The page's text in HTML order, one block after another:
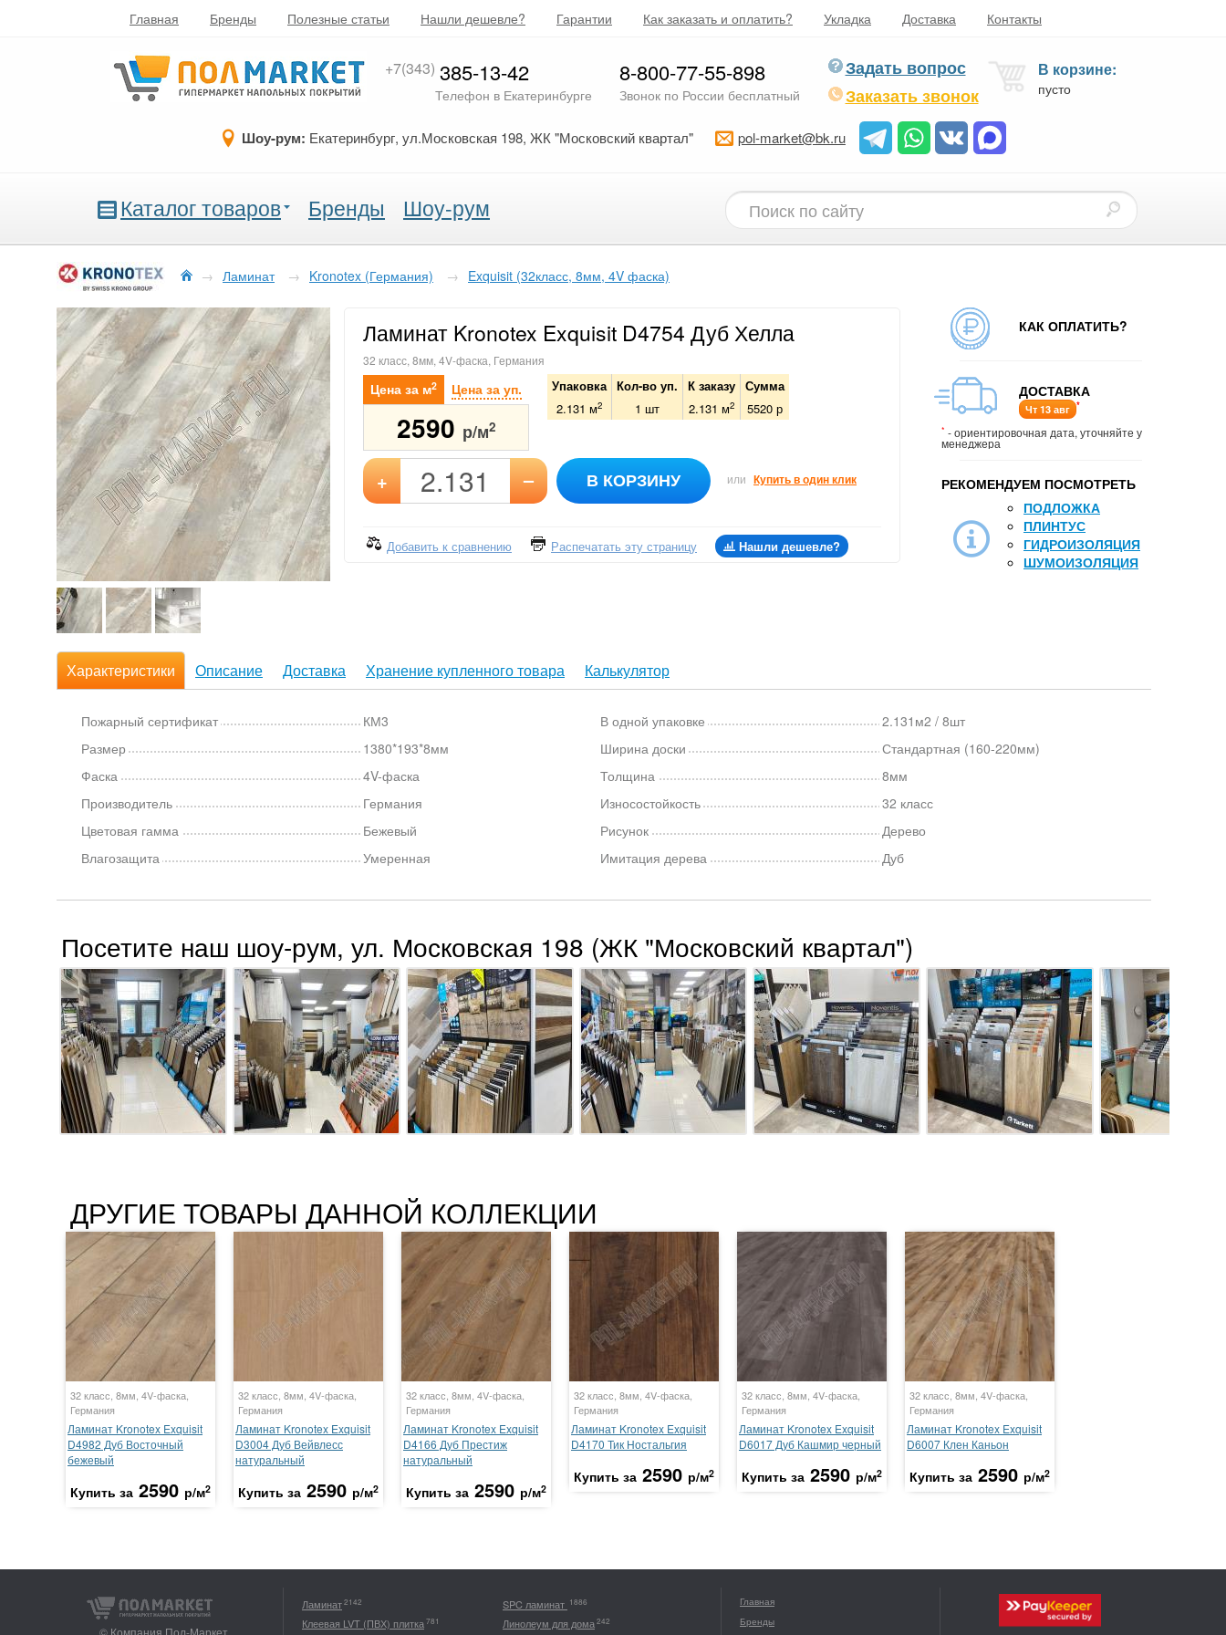
Главная Бренды Полезные статьи Нашли дешевле? Гарантии Как заказать и оплатить? Укладка Доставка Контакты
+7(343) 385-13-42
Телефон в Екатеринбурге
8-800-77-55-898
Звонок по России бесплатный
Задать вопрос
Заказать звонок
В корзине:
пусто
Шоу-рум: Екатеринбург, ул.Московская 198, ЖК "Московский квартал" pol-market@bk.ru
Каталог товаров Бренды Шоу-рум
→ Ламинат → Kronotex (Германия) → Exquisit (32класс, 8мм, 4V фаска)
Ламинат Kronotex Exquisit D4754 Дуб Хелла
32 класс, 8мм, 4V-фаска, Германия
Цена за м2 Цена за уп.
2590 р/м2
Упаковка Кол-во уп. К заказу Сумма
2.131 м2 1 шт 2.131 м2 5520 р
+ – В КОРЗИНУ или Купить в один клик
Добавить к сравнению Распечатать эту страницу Нашли дешевле?
КАК ОПЛАТИТЬ?
ДОСТАВКА
Чт 13 авг *
* - ориентировочная дата, уточняйте у
менеджера
РЕКОМЕНДУЕМ ПОСМОТРЕТЬ
ПОДЛОЖКА
ПЛИНТУС
ГИДРОИЗОЛЯЦИЯ
ШУМОИЗОЛЯЦИЯ
Характеристики Описание Доставка Хранение купленного товара Калькулятор
Пожарный сертификат
КМ3
Размер
1380*193*8мм
Фаска
4V-фаска
Производитель
Германия
Цветовая гамма
Бежевый
Влагозащита
Умеренная
В одной упаковке
2.131м2 / 8шт
Ширина доски
Стандартная (160-220мм)
Толщина
8мм
Износостойкость
32 класс
Рисунок
Дерево
Имитация дерева
Дуб
Посетите наш шоу-рум, ул. Московская 198 (ЖК "Московский квартал")
ДРУГИЕ ТОВАРЫ ДАННОЙ КОЛЛЕКЦИИ
32 класс, 8мм, 4V-фаска,
Германия
Ламинат Kronotex Exquisit
D4982 Дуб Восточный
бежевый
Купить за 2590 р/м2
32 класс, 8мм, 4V-фаска,
Германия
Ламинат Kronotex Exquisit
D3004 Дуб Вейвлесс
натуральный
Купить за 2590 р/м2
32 класс, 8мм, 4V-фаска,
Германия
Ламинат Kronotex Exquisit
D4166 Дуб Престиж
натуральный
Купить за 2590 р/м2
32 класс, 8мм, 4V-фаска,
Германия
Ламинат Kronotex Exquisit
D4170 Тик Ностальгия
Купить за 2590 р/м2
32 класс, 8мм, 4V-фаска,
Германия
Ламинат Kronotex Exquisit
D6017 Дуб Кашмир черный
Купить за 2590 р/м2
32 класс, 8мм, 4V-фаска,
Германия
Ламинат Kronotex Exquisit
D6007 Клен Каньон
Купить за 2590 р/м2
© Компания Пол-Маркет,
Ламинат2142 SPC ламинат 1886
Клеевая LVT (ПВХ) плитка781 Линолеум для дома242
Главная
Бренды